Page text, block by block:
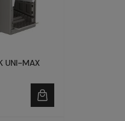
UNI-MAX